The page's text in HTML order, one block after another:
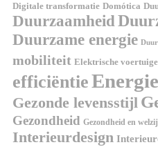
Digitale transformatie Domótica
Duurzaamheid
Duurzame energie
mobiliteit Elektrische
efficiëntie
Gezonde levensstijl
Gezondheid Gezondheid en
Interieurdesign